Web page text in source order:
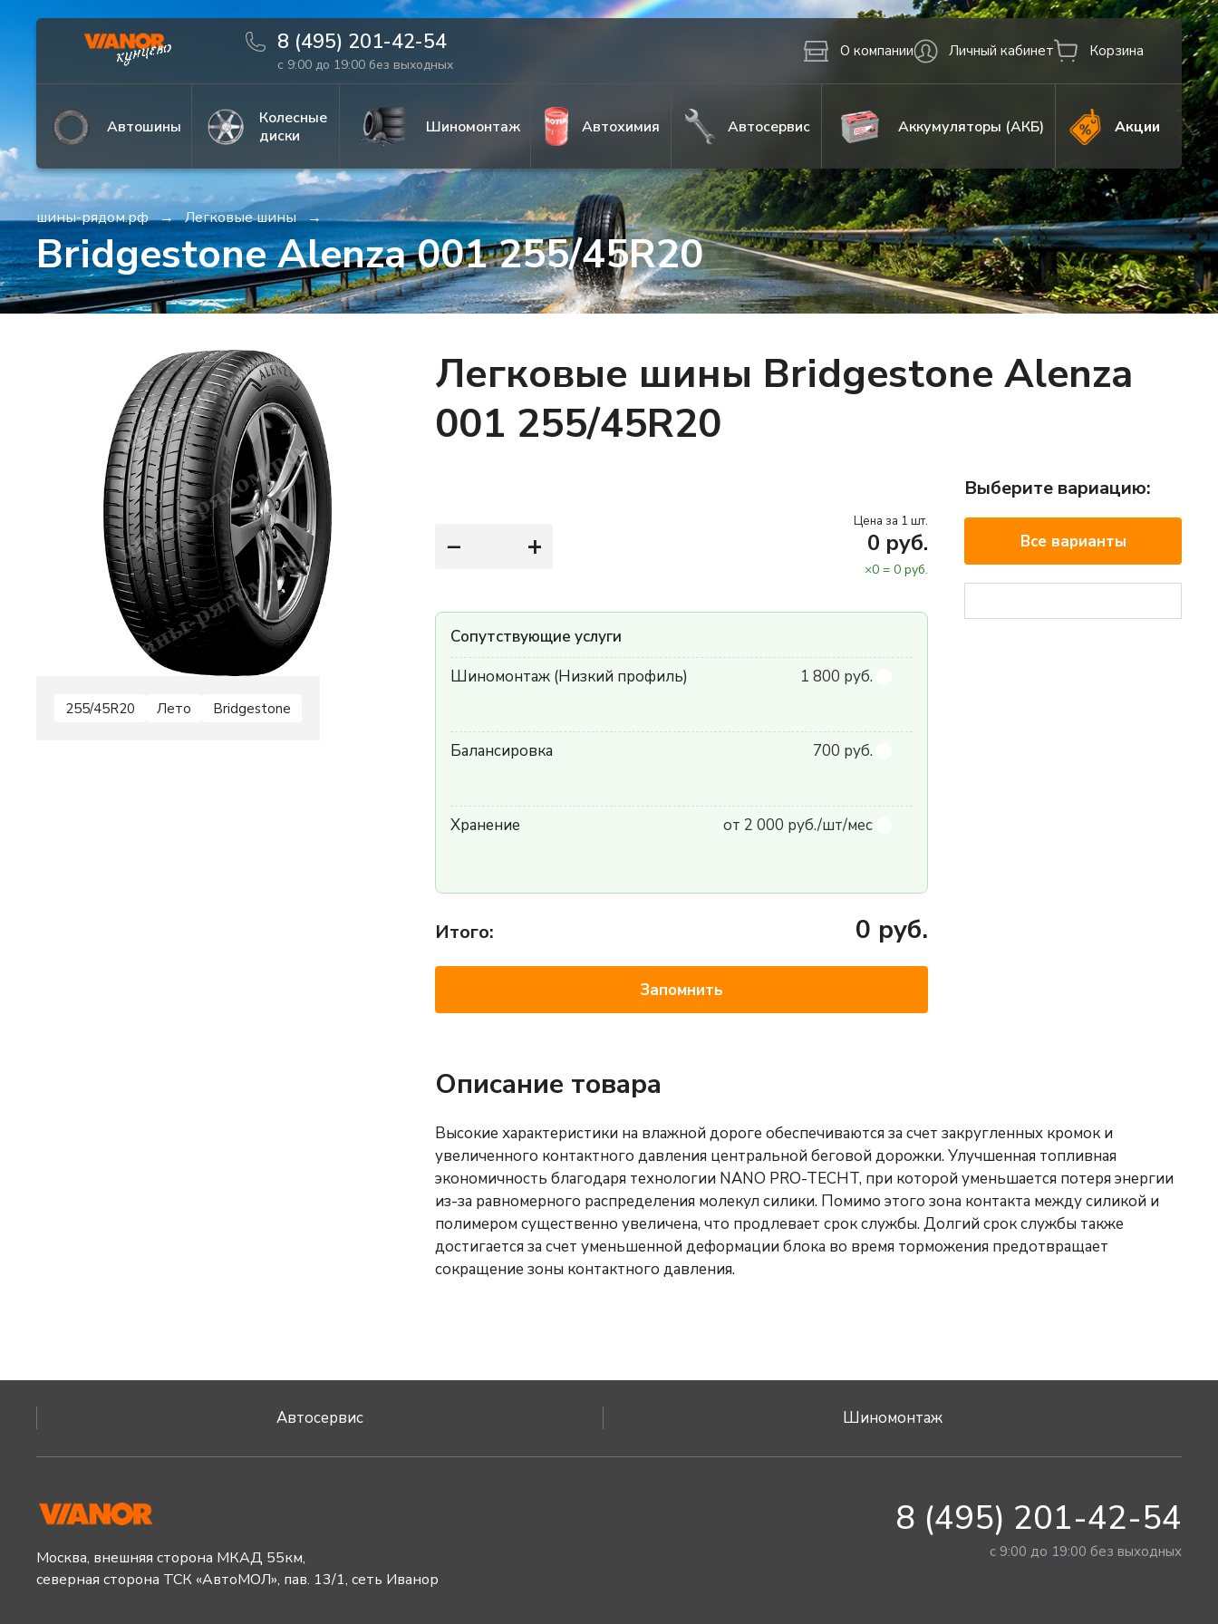
8 (495) 201-42-54
с 9:00 до 19:00 без выходных
О компании Личный кабинет Корзина
Автошины
Колесные
диски
Шиномонтаж Автохимия Автосервис Аккумуляторы (АКБ) Акции
шины-рядом.рф Легковые шины
Bridgestone Alenza 001 255/45R20
255/45R20 Лето Bridgestone
Легковые шины Bridgestone Alenza
001 255/45R20
− +
Цена за 1 шт.
0 руб.
×0 = 0 руб.
Сопутствующие услуги
Шиномонтаж (Низкий профиль)
1 800 руб.
Балансировка 700 руб.
Хранение от 2 000 руб./шт/мес
Итого: 0 руб.
Запомнить
Выберите вариацию:
Все варианты
Описание товара
Высокие характеристики на влажной дороге обеспечиваются за счет закругленных кромок и
увеличенного контактного давления центральной беговой дорожки. Улучшенная топливная
экономичность благодаря технологии NANO PRO-TECHT, при которой уменьшается потеря энергии
из-за равномерного распределения молекул силики. Помимо этого зона контакта между силикой и
полимером существенно увеличена, что продлевает срок службы. Долгий срок службы также
достигается за счет уменьшенной деформации блока во время торможения предотвращает
сокращение зоны контактного давления.
Автосервис Шиномонтаж
Москва, внешняя сторона МКАД 55км,
северная сторона ТСК «АвтоМОЛ», пав. 13/1, сеть Иванор
8 (495) 201-42-54
с 9:00 до 19:00 без выходных
Информация Фото товара